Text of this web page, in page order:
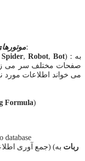
از دید ما چهار بخش اصلی دارند:
Spider, Robot, Bot) : به
صفحات مختلف سر می
می خواند اطلاعات مورد
Formula)
database
) (جمع آوری اطلاعات) ( ربات به